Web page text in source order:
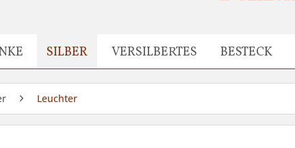
SILBER VERSILBERTES BESTECK
Leuchter